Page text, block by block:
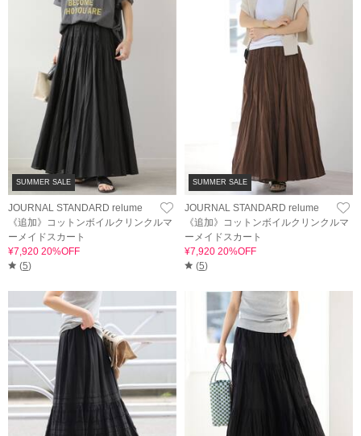
SUMMER SALE
JOURNAL STANDARD relume
《追加》コットンボイルクリンクルマ
ーメイドスカート
¥7,920 20%OFF
(5)
SUMMER SALE
JOURNAL STANDARD relume
《追加》コットンボイルクリンクルマ
ーメイドスカート
¥7,920 20%OFF
(5)